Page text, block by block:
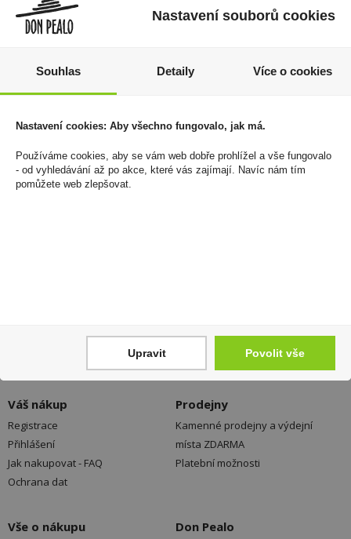
Prodejna Don Pealo v Sokolově nabízírychlý osobní odběr bez
front, přehledné prostředí a vstřícnou obsluhu. Ideální volba pro
spojit nákup s každodenními pochůzkami.
Rozsáhlá síť prodejen
Zákaznická linka
+420 725 744 315
Váš nákup
Registrace
Přihlášení
Jak nakupovat - FAQ
Ochrana dat
Prodejny
Kamenné prodejny a výdejní
místa ZDARMA
Platební možnosti
Vše o nákupu Don Pealo
Nastavení souborů cookies
Souhlas Detaily Více o cookies
Nastavení cookies: Aby všechno fungovalo, jak má.
Používáme cookies, aby se vám web dobře prohlížel a vše fungovalo
- od vyhledávání až po akce, které vás zajímají. Navíc nám tím
pomůžete web zlepšovat.
Upravit Povolit vše